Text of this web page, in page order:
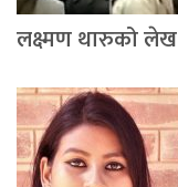
लक्ष्मण थारुको